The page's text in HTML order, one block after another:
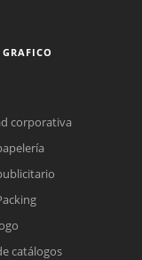
corporativa
catálogos